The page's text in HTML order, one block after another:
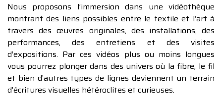
Nous proposons l’immersion dans une vidéothèque
montrant des liens possibles entre le textile et l’art à
travers des œuvres originales, des installations, des
performances, des entretiens et des visites
d’expositions. Par ces vidéos plus ou moins longues
vous pourrez plonger dans des univers où la fibre, le fil
et bien d’autres types de lignes deviennent un terrain
d’écritures visuelles hétéroclites et curieuses.